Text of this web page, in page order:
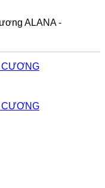
ALANA -